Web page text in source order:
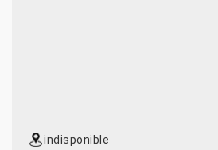
indisponible